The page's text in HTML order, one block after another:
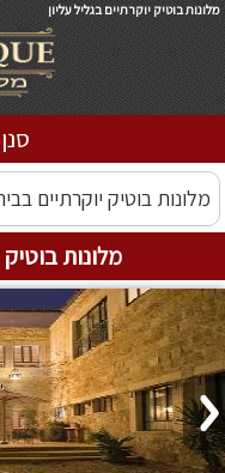
מלונות בוטיק יוקרתיים בגליל עליון
מלונות בוטיק יוקרתיים
מלונות בוטיק